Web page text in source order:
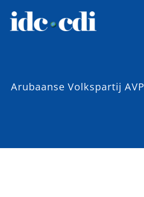
Arubaanse Volkspartij AVP